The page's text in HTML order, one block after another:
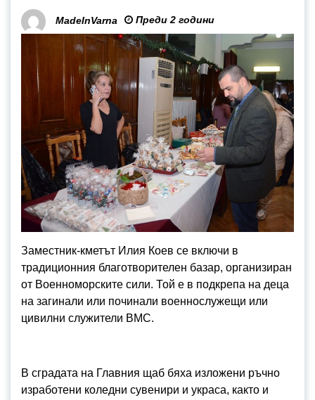
MadeInVarna Преди 2 години
Заместник-кметът Илия Коев се включи в
традиционния благотворителен базар, организиран
от Военноморските сили. Той е в подкрепа на деца
на загинали или починали военнослужещи или
цивилни служители ВМС.
В сградата на Главния щаб бяха изложени ръчно
изработени коледни сувенири и украса, както и